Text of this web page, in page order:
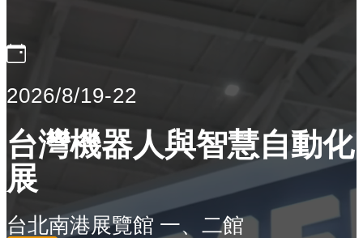
2026/8/19-22
台灣機器人與智慧自動化
展
台北南港展覽館 一、二館